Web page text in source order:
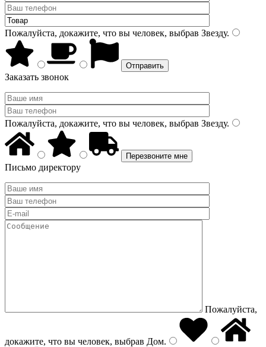
Пожалуйста, докажите, что вы человек, выбрав Звезду.
Заказать звонок
Пожалуйста, докажите, что вы человек, выбрав Звезду.
Письмо директору
Пожалуйста,
докажите, что вы человек, выбрав Дом.